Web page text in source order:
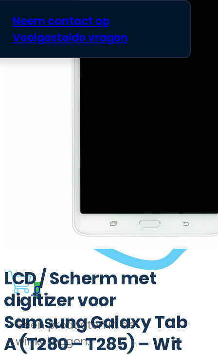
Neem contact op
Veelgestelde vragen
0
Geen producten in de
winkelwagen.
LCD / Scherm met
digitizer voor
Samsung Galaxy Tab
A (T280 – T285) – Wit